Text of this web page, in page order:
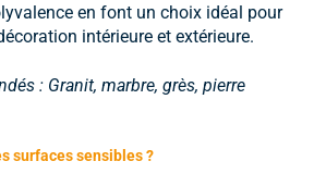
en font un choix idéal pour
intérieure et extérieure.
: Granit, marbre, grès, pierre
surfaces sensibles ?